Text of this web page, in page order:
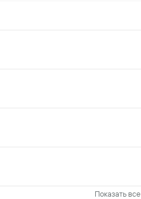
Показать все